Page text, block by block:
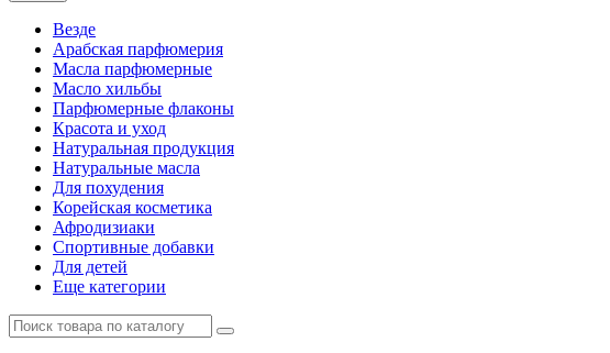
Везде
Арабская парфюмерия
Масла парфюмерные
Масло хильбы
Парфюмерные флаконы
Красота и уход
Натуральная продукция
Натуральные масла
Для похудения
Корейская косметика
Афродизиаки
Спортивные добавки
Для детей
Еще категории